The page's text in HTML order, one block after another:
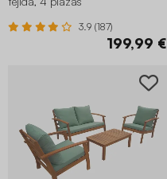
3.9 (187)
199,99 €